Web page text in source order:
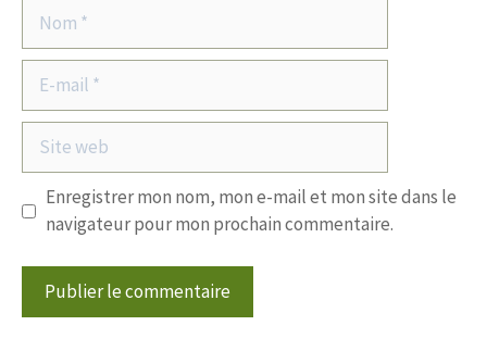
mail
Site
web
Enregistrer mon nom, mon e-mail et mon site dans le
navigateur pour mon prochain commentaire.